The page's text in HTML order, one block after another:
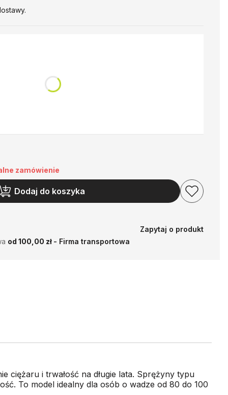
zamówienie
Dodaj do koszyka
Zapytaj o produkt
od 100,00 zł - Firma transportowa
ciężaru i trwałość na długie lata. Sprężyny typu
To model idealny dla osób o wadze od 80 do 100